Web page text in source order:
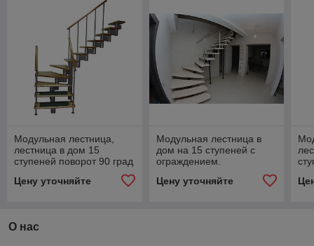
Модульная лестница,
лестница в дом 15
ступеней поворот 90 град
Цену уточняйте
Модульная лестница в
дом на 15 ступеней с
ограждением.
Цену уточняйте
О нас